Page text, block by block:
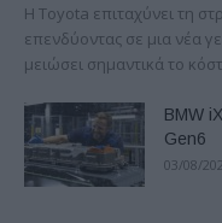
Η Toyota επιταχύνει τη
επενδύοντας σε μια νέα
μειώσει σημαντικά το
BMW
Gen6
03/08/